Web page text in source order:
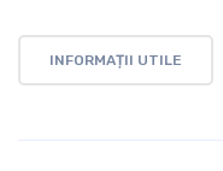
INFORMAȚII UTILE